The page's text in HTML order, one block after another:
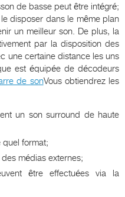
de basse peut être intégré;
disposer dans le même plan
un meilleur son. De plus, la
par la disposition des
une certaine distance les uns
est équipée de décodeurs
de sonVous obtiendrez les
un son surround de haute
format;
médias externes;
être effectuées via la